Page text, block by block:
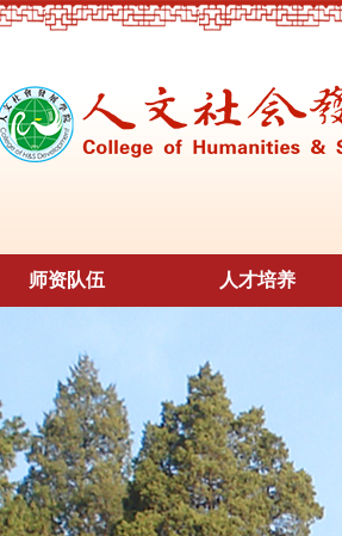
师资队伍 人才培养